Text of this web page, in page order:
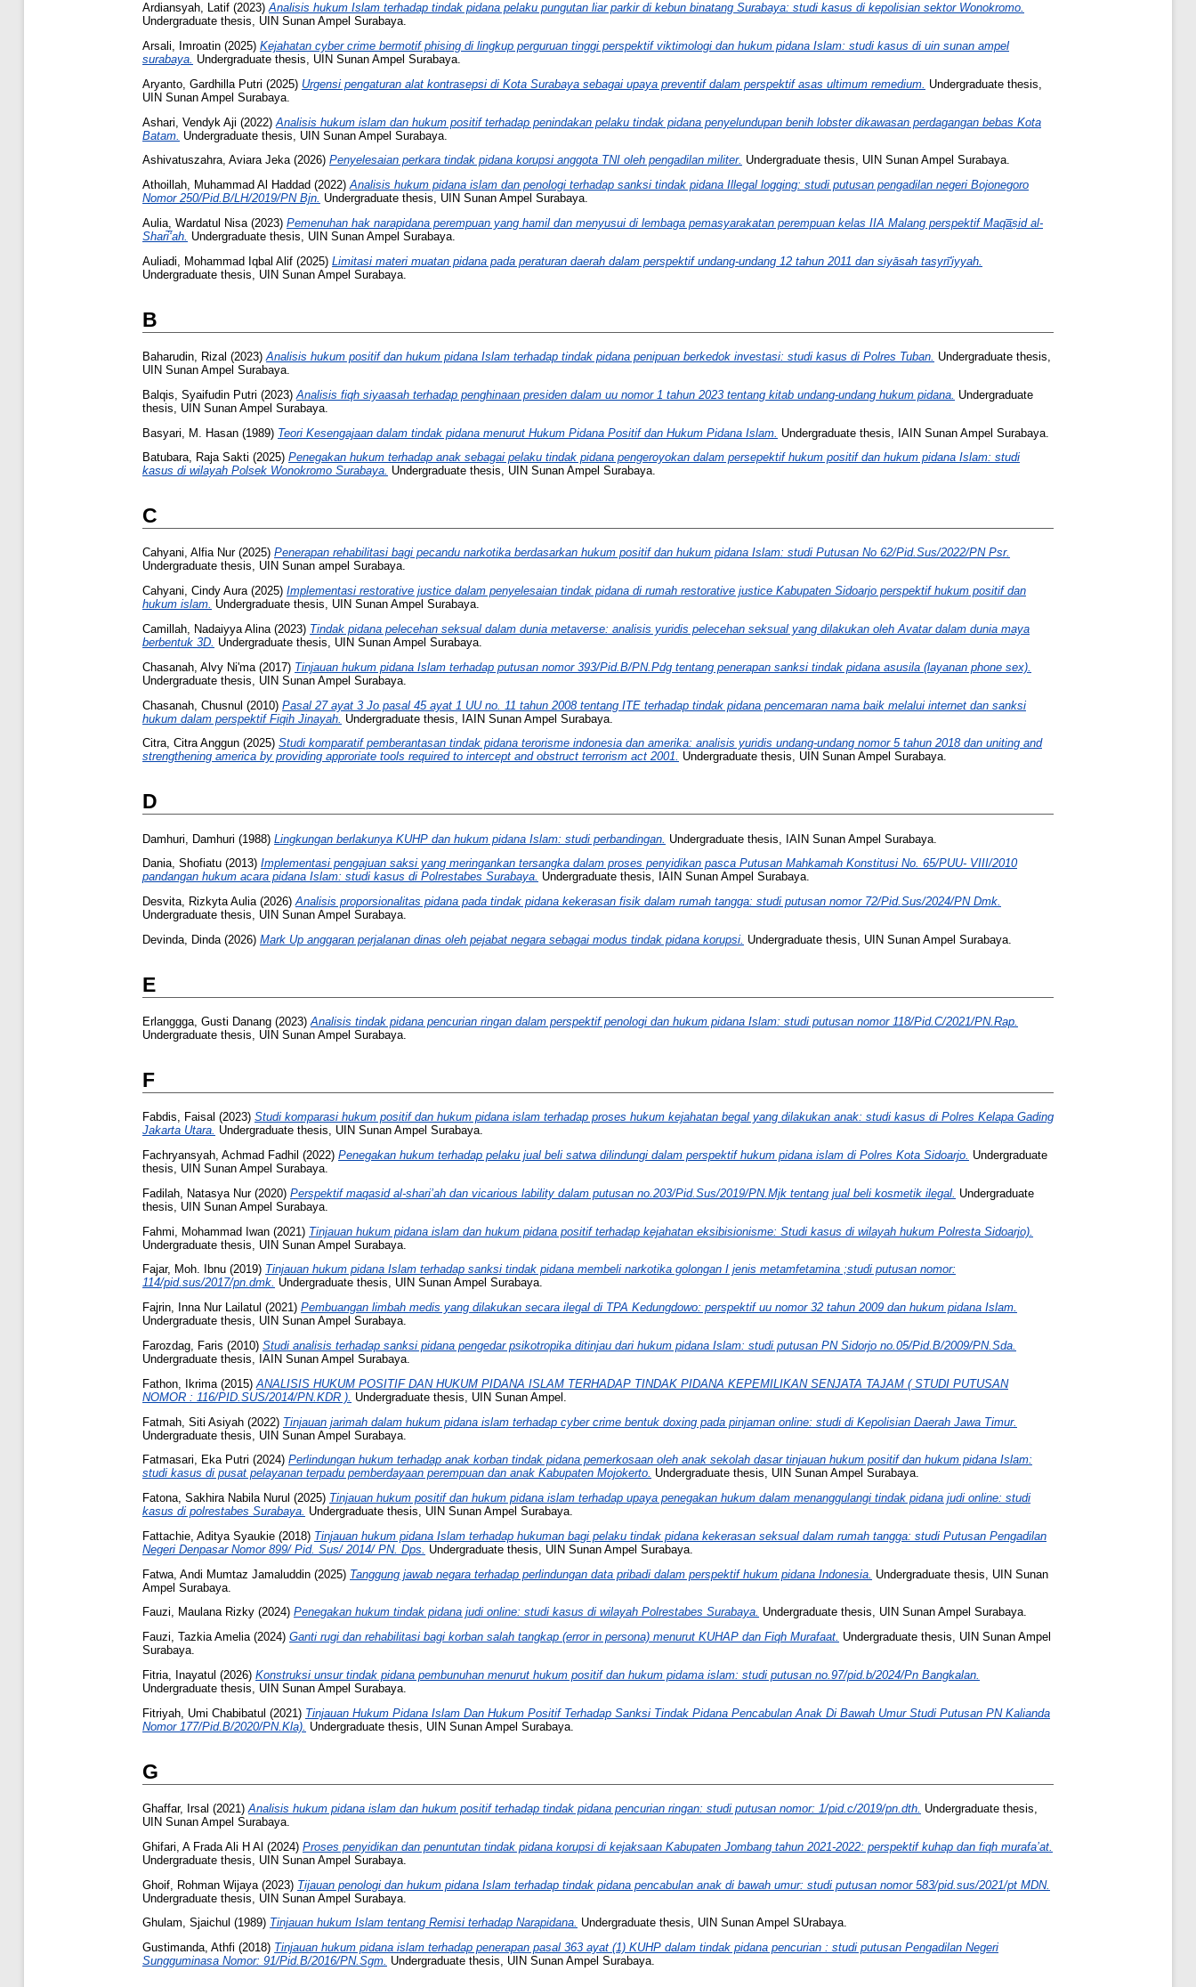
Ardiansyah, Latif (2023)Analisis hukum Islam terhadap tindak pidana pelaku pungutan liar parkir di kebun binatang Surabaya: studi kasus di kepolisian sektor Wonokromo.
Undergraduate thesis, UIN Sunan Ampel Surabaya.
Arsali, Imroatin (2025) Kejahatan cyber crime bermotif phising di lingkup perguruan tinggi perspektif viktimologi dan hukum pidana Islam: studi kasus di uin sunan ampel
surabaya. Undergraduate thesis, UIN Sunan Ampel Surabaya.
Aryanto, Gardhilla Putri (2025) Urgensi pengaturan alat kontrasepsi di Kota Surabaya sebagai upaya preventif dalam perspektif asas ultimum remedium. Undergraduate thesis,
UIN Sunan Ampel Surabaya.
Ashari, Vendyk Aji (2022) Analisis hukum islam dan hukum positif terhadap penindakan pelaku tindak pidana penyelundupan benih lobster dikawasan perdagangan bebas Kota
Batam. Undergraduate thesis, UIN Sunan Ampel Surabaya.
Ashivatuszahra, Aviara Jeka(2026) Penyelesaian perkara tindak pidana korupsi anggota TNI oleh pengadilan militer. Undergraduate thesis, UIN Sunan Ampel Surabaya.
Athoillah, Muhammad Al Haddad (2022)Analisis hukum pidana islam dan penologi terhadap sanksi tindak pidana Illegal logging: studi putusan pengadilan negeri Bojonegoro
Nomor 250/Pid.B/LH/2019/PN Bjn. Undergraduate thesis, UIN Sunan Ampel Surabaya.
Aulia, Wardatul Nisa(2023) Pemenuhan hak narapidana perempuan yang hamil dan menyusui di lembaga pemasyarakatan perempuan kelas IIA Malang perspektif Maqa̅ṣid al-
Shari̅‘ah. Undergraduate thesis, UIN Sunan Ampel Surabaya.
Auliadi, Mohammad Iqbal Alif (2025) Limitasi materi muatan pidana pada peraturan daerah dalam perspektif undang-undang 12 tahun 2011 dan siyāsah tasyrī'iyyah.
Undergraduate thesis, UIN Sunan Ampel Surabaya.
B
Baharudin, Rizal (2023) Analisis hukum positif dan hukum pidana Islam terhadap tindak pidana penipuan berkedok investasi: studi kasus di Polres Tuban. Undergraduate thesis,
UIN Sunan Ampel Surabaya.
Balqis, Syaifudin Putri (2023) Analisis fiqh siyaasah terhadap penghinaan presiden dalam uu nomor 1 tahun 2023 tentang kitab undang-undang hukum pidana. Undergraduate
thesis, UIN Sunan Ampel Surabaya.
Basyari, M. Hasan (1989) Teori Kesengajaan dalam tindak pidana menurut Hukum Pidana Positif dan Hukum Pidana Islam. Undergraduate thesis, IAIN Sunan Ampel Surabaya.
Batubara, Raja Sakti (2025) Penegakan hukum terhadap anak sebagai pelaku tindak pidana pengeroyokan dalam persepektif hukum positif dan hukum pidana Islam: studi
kasus di wilayah Polsek Wonokromo Surabaya. Undergraduate thesis, UIN Sunan Ampel Surabaya.
C
Cahyani, Alfia Nur(2025) Penerapan rehabilitasi bagi pecandu narkotika berdasarkan hukum positif dan hukum pidana Islam: studi Putusan No 62/Pid.Sus/2022/PN Psr.
Undergraduate thesis, UIN Sunan ampel Surabaya.
Cahyani, Cindy Aura(2025) Implementasi restorative justice dalam penyelesaian tindak pidana di rumah restorative justice Kabupaten Sidoarjo perspektif hukum positif dan
hukum islam. Undergraduate thesis, UIN Sunan Ampel Surabaya.
Camillah, Nadaiyya Alina(2023) Tindak pidana pelecehan seksual dalam dunia metaverse: analisis yuridis pelecehan seksual yang dilakukan oleh Avatar dalam dunia maya
berbentuk 3D. Undergraduate thesis, UIN Sunan Ampel Surabaya.
Chasanah, Alvy Ni'ma (2017) Tinjauan hukum pidana Islam terhadap putusan nomor 393/Pid.B/PN.Pdg tentang penerapan sanksi tindak pidana asusila (layanan phone sex).
Undergraduate thesis, UIN Sunan Ampel Surabaya.
Chasanah, Chusnul (2010) Pasal 27 ayat 3 Jo pasal 45 ayat 1 UU no. 11 tahun 2008 tentang ITE terhadap tindak pidana pencemaran nama baik melalui internet dan sanksi
hukum dalam perspektif Fiqih Jinayah. Undergraduate thesis, IAIN Sunan Ampel Surabaya.
Citra, Citra Anggun (2025) Studi komparatif pemberantasan tindak pidana terorisme indonesia dan amerika: analisis yuridis undang-undang nomor 5 tahun 2018 dan uniting and
strengthening america by providing approriate tools required to intercept and obstruct terrorism act 2001. Undergraduate thesis, UIN Sunan Ampel Surabaya.
D
Damhuri, Damhuri (1988) Lingkungan berlakunya KUHP dan hukum pidana Islam: studi perbandingan. Undergraduate thesis, IAIN Sunan Ampel Surabaya.
Dania, Shofiatu (2013) Implementasi pengajuan saksi yang meringankan tersangka dalam proses penyidikan pasca Putusan Mahkamah Konstitusi No. 65/PUU- VIII/2010
pandangan hukum acara pidana Islam: studi kasus di Polrestabes Surabaya. Undergraduate thesis, IAIN Sunan Ampel Surabaya.
Desvita, Rizkyta Aulia(2026)Analisis proporsionalitas pidana pada tindak pidana kekerasan fisik dalam rumah tangga: studi putusan nomor 72/Pid.Sus/2024/PN Dmk.
Undergraduate thesis, UIN Sunan Ampel Surabaya.
Devinda, Dinda (2026) Mark Up anggaran perjalanan dinas oleh pejabat negara sebagai modus tindak pidana korupsi. Undergraduate thesis, UIN Sunan Ampel Surabaya.
E
Erlanggga, Gusti Danang (2023)Analisis tindak pidana pencurian ringan dalam perspektif penologi dan hukum pidana Islam: studi putusan nomor 118/Pid.C/2021/PN.Rap.
Undergraduate thesis, UIN Sunan Ampel Surabaya.
F
Fabdis, Faisal (2023) Studi komparasi hukum positif dan hukum pidana islam terhadap proses hukum kejahatan begal yang dilakukan anak: studi kasus di Polres Kelapa Gading
Jakarta Utara. Undergraduate thesis, UIN Sunan Ampel Surabaya.
Fachryansyah, Achmad Fadhil (2022) Penegakan hukum terhadap pelaku jual beli satwa dilindungi dalam perspektif hukum pidana islam di Polres Kota Sidoarjo. Undergraduate
thesis, UIN Sunan Ampel Surabaya.
Fadilah, Natasya Nur(2020) Perspektif maqasid al-shari’ah dan vicarious lability dalam putusan no.203/Pid.Sus/2019/PN.Mjk tentang jual beli kosmetik ilegal. Undergraduate
thesis, UIN Sunan Ampel Surabaya.
Fahmi, Mohammad Iwan (2021) Tinjauan hukum pidana islam dan hukum pidana positif terhadap kejahatan eksibisionisme: Studi kasus di wilayah hukum Polresta Sidoarjo).
Undergraduate thesis, UIN Sunan Ampel Surabaya.
Fajar, Moh. Ibnu (2019) Tinjauan hukum pidana Islam terhadap sanksi tindak pidana membeli narkotika golongan I jenis metamfetamina ;studi putusan nomor:
114/pid.sus/2017/pn.dmk. Undergraduate thesis, UIN Sunan Ampel Surabaya.
Fajrin, Inna Nur Lailatul (2021) Pembuangan limbah medis yang dilakukan secara ilegal di TPA Kedungdowo: perspektif uu nomor 32 tahun 2009 dan hukum pidana Islam.
Undergraduate thesis, UIN Sunan Ampel Surabaya.
Farozdag, Faris (2010) Studi analisis terhadap sanksi pidana pengedar psikotropika ditinjau dari hukum pidana Islam: studi putusan PN Sidorjo no.05/Pid.B/2009/PN.Sda.
Undergraduate thesis, IAIN Sunan Ampel Surabaya.
Fathon, Ikrima (2015) ANALISIS HUKUM POSITIF DAN HUKUM PIDANA ISLAM TERHADAP TINDAK PIDANA KEPEMILIKAN SENJATA TAJAM ( STUDI PUTUSAN
NOMOR : 116/PID.SUS/2014/PN.KDR ). Undergraduate thesis, UIN Sunan Ampel.
Fatmah, Siti Asiyah (2022) Tinjauan jarimah dalam hukum pidana islam terhadap cyber crime bentuk doxing pada pinjaman online: studi di Kepolisian Daerah Jawa Timur.
Undergraduate thesis, UIN Sunan Ampel Surabaya.
Fatmasari, Eka Putri (2024) Perlindungan hukum terhadap anak korban tindak pidana pemerkosaan oleh anak sekolah dasar tinjauan hukum positif dan hukum pidana Islam:
studi kasus di pusat pelayanan terpadu pemberdayaan perempuan dan anak Kabupaten Mojokerto. Undergraduate thesis, UIN Sunan Ampel Surabaya.
Fatona, Sakhira Nabila Nurul (2025) Tinjauan hukum positif dan hukum pidana islam terhadap upaya penegakan hukum dalam menanggulangi tindak pidana judi online: studi
kasus di polrestabes Surabaya. Undergraduate thesis, UIN Sunan Ampel Surabaya.
Fattachie, Aditya Syaukie (2018) Tinjauan hukum pidana Islam terhadap hukuman bagi pelaku tindak pidana kekerasan seksual dalam rumah tangga: studi Putusan Pengadilan
Negeri Denpasar Nomor 899/ Pid. Sus/ 2014/ PN. Dps.
Undergraduate thesis, UIN Sunan Ampel Surabaya.
Fatwa, Andi Mumtaz Jamaluddin (2025) Tanggung jawab negara terhadap perlindungan data pribadi dalam perspektif hukum pidana Indonesia. Undergraduate thesis, UIN Sunan
Ampel Surabaya.
Fauzi, Maulana Rizky (2024) Penegakan hukum tindak pidana judi online: studi kasus di wilayah Polrestabes Surabaya. Undergraduate thesis, UIN Sunan Ampel Surabaya.
Fauzi, Tazkia Amelia(2024) Ganti rugi dan rehabilitasi bagi korban salah tangkap (error in persona) menurut KUHAP dan Fiqh Murafaat. Undergraduate thesis, UIN Sunan Ampel
Surabaya.
Fitria, Inayatul (2026) Konstruksi unsur tindak pidana pembunuhan menurut hukum positif dan hukum pidama islam: studi putusan no.97/pid.b/2024/Pn Bangkalan.
Undergraduate thesis, UIN Sunan Ampel Surabaya.
Fitriyah, Umi Chabibatul (2021) Tinjauan Hukum Pidana Islam Dan Hukum Positif Terhadap Sanksi Tindak Pidana Pencabulan Anak Di Bawah Umur Studi Putusan PN Kalianda
Nomor 177/Pid.B/2020/PN.Kla). Undergraduate thesis, UIN Sunan Ampel Surabaya.
G
Ghaffar, Irsal (2021) Analisis hukum pidana islam dan hukum positif terhadap tindak pidana pencurian ringan: studi putusan nomor: 1/pid.c/2019/pn.dth. Undergraduate thesis,
UIN Sunan Ampel Surabaya.
Ghifari, A Frada Ali H Al (2024) Proses penyidikan dan penuntutan tindak pidana korupsi di kejaksaan Kabupaten Jombang tahun 2021-2022: perspektif kuhap dan fiqh murafa’at.
Undergraduate thesis, UIN Sunan Ampel Surabaya.
Ghoif, Rohman Wijaya (2023) Tijauan penologi dan hukum pidana Islam terhadap tindak pidana pencabulan anak di bawah umur: studi putusan nomor 583/pid.sus/2021/pt MDN.
Undergraduate thesis, UIN Sunan Ampel Surabaya.
Ghulam, Sjaichul (1989) Tinjauan hukum Islam tentang Remisi terhadap Narapidana. Undergraduate thesis, UIN Sunan Ampel SUrabaya.
Gustimanda, Athfi (2018) Tinjauan hukum pidana islam terhadap penerapan pasal 363 ayat (1) KUHP dalam tindak pidana pencurian : studi putusan Pengadilan Negeri
Sungguminasa Nomor: 91/Pid.B/2016/PN.Sgm. Undergraduate thesis, UIN Sunan Ampel Surabaya.